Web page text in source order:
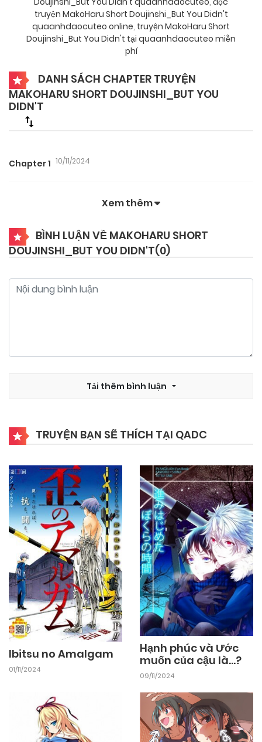
truyện MakoHaru Short Doujinshi_But You Didn't
quaanhdaocuteo online, truyện MakoHaru Short
Doujinshi_But You Didn't tại quaanhdaocuteo miễn
phí
DANH SÁCH CHAPTER TRUYỆN
MAKOHARU SHORT DOUJINSHI_BUT YOU
DIDN'T
Chapter 1 10/11/2024
Xem thêm
BÌNH LUẬN VỀ MAKOHARU SHORT
DOUJINSHI_BUT YOU DIDN'T(0)
Tải thêm bình luận
TRUYỆN BẠN SẼ THÍCH TẠI QADC
Ibitsu no Amalgam
01/11/2024
Hạnh phúc và Ước
muốn của cậu là…?
09/11/2024